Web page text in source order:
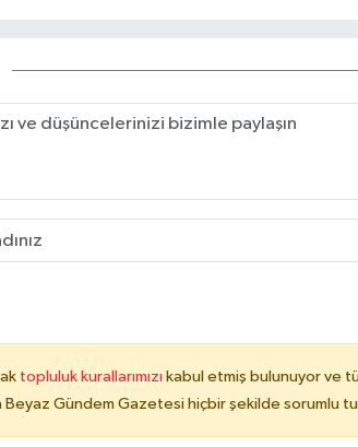
topluluk kurallarımızı kabul etmiş bulunuyor ve
Beyaz Gündem Gazetesi hiçbir şekilde sorumlu